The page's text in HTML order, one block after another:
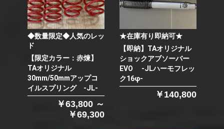
◆数量限定◆人気のレッ
ド
【限定カラー：赤煉】
TAオリジナル
30mm/50mmアップコ
イルスプリング -JL-
￥63,800 ～
￥69,300
★在庫有り即納可★
【即納】TAオリジナル
ショックアブソーバー
EVO -JLハーモフレッ
ク16φ-
￥140,800